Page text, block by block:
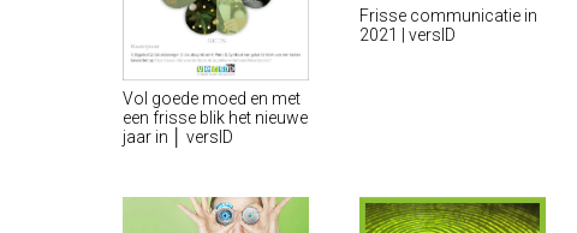
Vol goede moed en met
een frisse blik het nieuwe
jaar in │ versID
Frisse communicatie in
2021 | versID